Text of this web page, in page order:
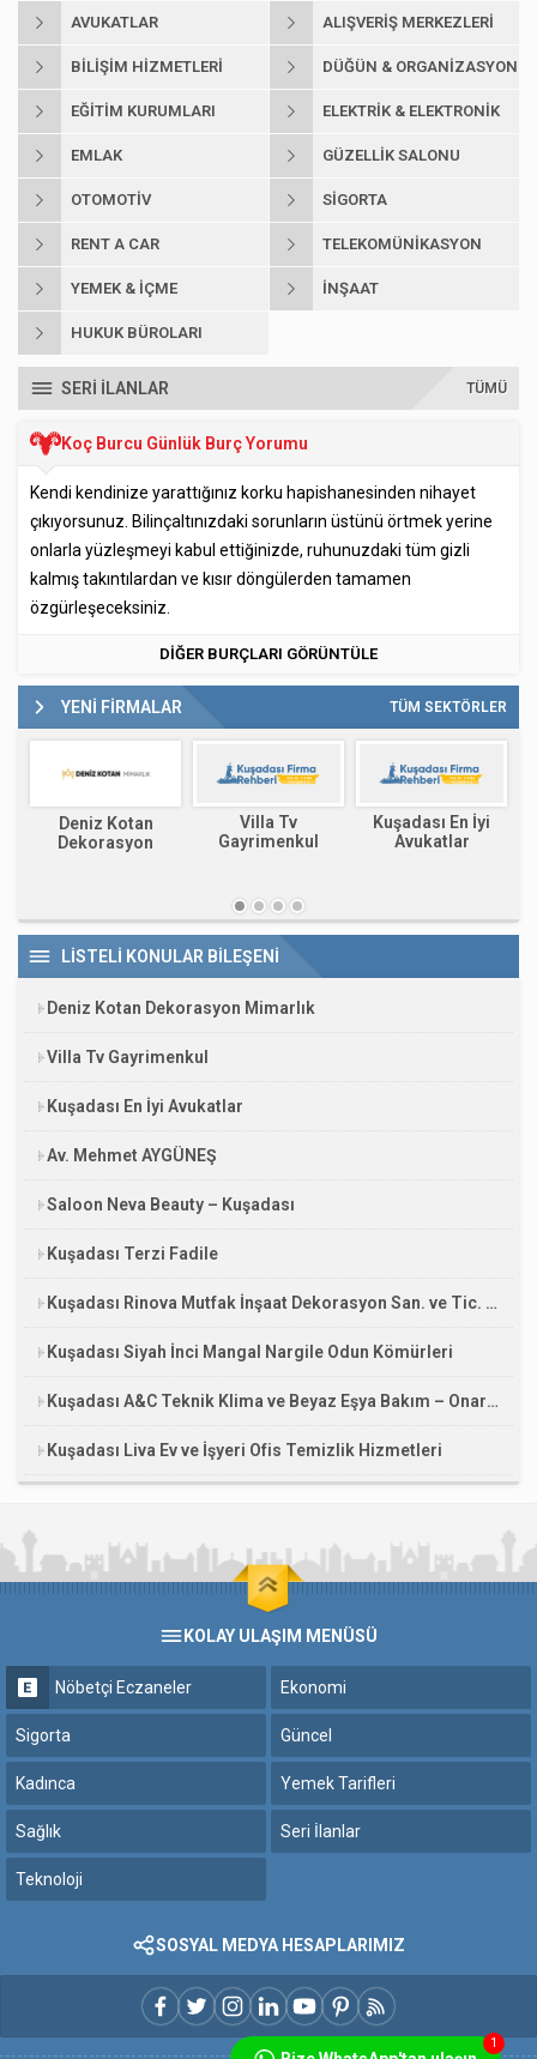
AVUKATLAR ALIŞVERIŞ MERKEZLERI
BILIŞIM HIZMETLERI DÜĞÜN & ORGANIZASYON
EĞITIM KURUMLARI ELEKTRIK & ELEKTRONIK
EMLAK GÜZELLIK SALONU
OTOMOTIV SIGORTA
RENT A CAR TELEKOMÜNIKASYON
YEMEK & İÇME İNŞAAT
HUKUK BÜROLARI
SERİ İLANLAR TÜMÜ
Koç Burcu Günlük Burç Yorumu
Kendi kendinize yarattığınız korku hapishanesinden nihayet
çıkıyorsunuz. Bilinçaltınızdaki sorunların üstünü örtmek yerine
onlarla yüzleşmeyi kabul ettiğinizde, ruhunuzdaki tüm gizli
kalmış takıntılardan ve kısır döngülerden tamamen
özgürleşeceksiniz.
DİĞER BURÇLARI GÖRÜNTÜLE
YENİ FİRMALAR TÜM SEKTÖRLER
Deniz Kotan
Dekorasyon
Villa Tv
Gayrimenkul
Kuşadası En İyi
Avukatlar
LİSTELİ KONULAR BİLEŞENİ
Deniz Kotan Dekorasyon Mimarlık
Villa Tv Gayrimenkul
Kuşadası En İyi Avukatlar
Av. Mehmet AYGÜNEŞ
Saloon Neva Beauty – Kuşadası
Kuşadası Terzi Fadile
Kuşadası Rinova Mutfak İnşaat Dekorasyon San. ve Tic. Ltd. Şti.
Kuşadası Siyah İnci Mangal Nargile Odun Kömürleri
Kuşadası A&C Teknik Klima ve Beyaz Eşya Bakım – Onarım – Tamirat
Kuşadası Liva Ev ve İşyeri Ofis Temizlik Hizmetleri
KOLAY ULAŞIM MENÜSÜ
Nöbetçi Eczaneler Ekonomi
Sigorta Güncel
Kadınca Yemek Tarifleri
Sağlık Seri İlanlar
Teknoloji
SOSYAL MEDYA HESAPLARIMIZ
1